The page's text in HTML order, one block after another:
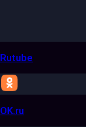
Rutube
OK.ru